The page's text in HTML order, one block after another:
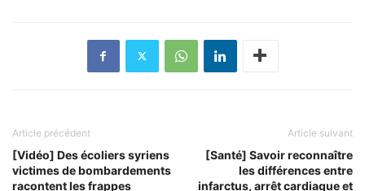
Article précédent
[Vidéo] Des écoliers syriens
victimes de bombardements
racontent les frappes
Article suivant
[Santé] Savoir reconnaître
les différences entre
infarctus, arrêt cardiaque et